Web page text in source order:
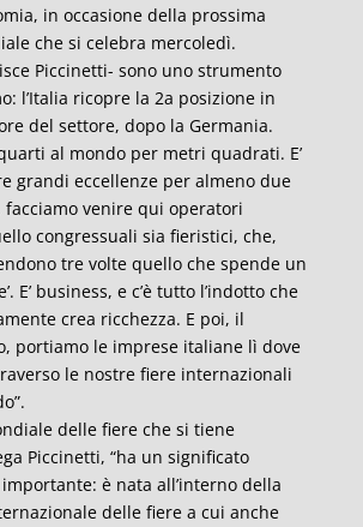
in occasione della prossima
che si celebra mercoledì.
Piccinetti- sono uno strumento
l’Italia ricopre la 2a posizione in
del settore, dopo la Germania.
al mondo per metri quadrati. E’
grandi eccellenze per almeno due
venire qui operatori
congressuali sia fieristici, che,
tre volte quello che spende un
E’ business, e c’è tutto l’indotto che
crea ricchezza. E poi, il
portiamo le imprese italiane lì dove
le nostre fiere internazionali
delle fiere che si tiene
Piccinetti, “ha un significato
è nata all’interno della
delle fiere a cui anche